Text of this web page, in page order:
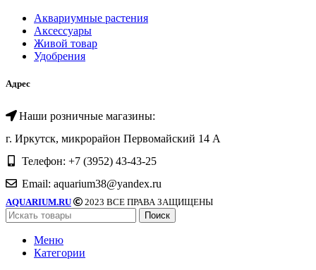
Аквариумные растения
Аксессуары
Живой товар
Удобрения
Адрес
Наши розничные магазины:
г. Иркутск, микрорайон Первомайский 14 А
Телефон: +7 (3952) 43-43-25
Email: aquarium38@yandex.ru
AQUARIUM.RU
2023 ВСЕ ПРАВА ЗАЩИЩЕНЫ
Поиск
Меню
Категории